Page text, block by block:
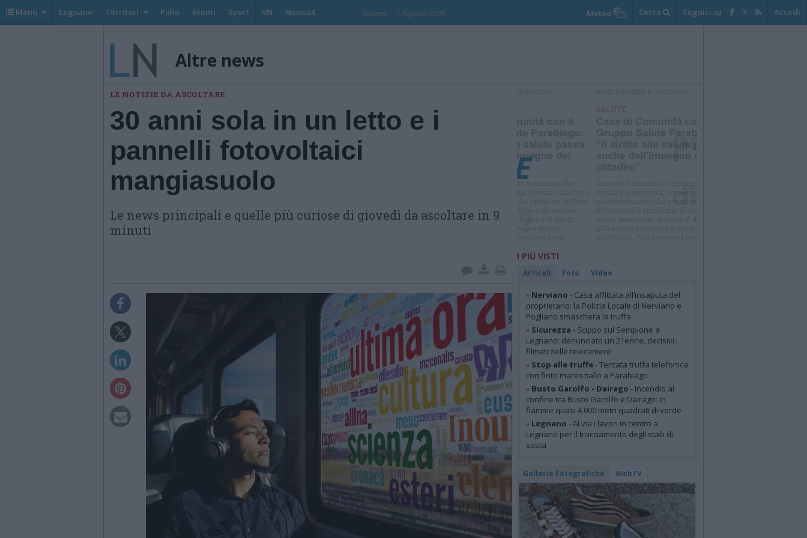
Menù Legnano Territori Palio Eventi Sport VN News24 Venerdi , 7 Agosto 2026 Meteo Cerca Seguici su Accedi
Altre news
LE NOTIZIE DA ASCOLTARE
30 anni sola in un letto e i
pannelli fotovoltaici
mangiasuolo
Le news principali e quelle più curiose di giovedì da ascoltare in 9
minuti
I PIÙ VISTI
Articoli Foto Video
» Nerviano - Casa affittata all’insaputa del
proprietario: la Polizia Locale di Nerviano e
Pogliano smaschera la truffa
» Sicurezza - Scippo sul Sempione a
Legnano: denunciato un 21enne, decisivi i
filmati delle telecamere
» Stop alle truffe- Tentata truffa telefonica
con finto maresciallo a Parabiago
» Busto Garolfo - Dairago - Incendio al
confine tra Busto Garolfo e Dairago: in
fiamme quasi 4.000 metri quadrati di verde
» Legnano - Al via i lavori in centro a
Legnano per il tracciamento degli stalli di
sosta
Gallerie Fotografiche WebTV